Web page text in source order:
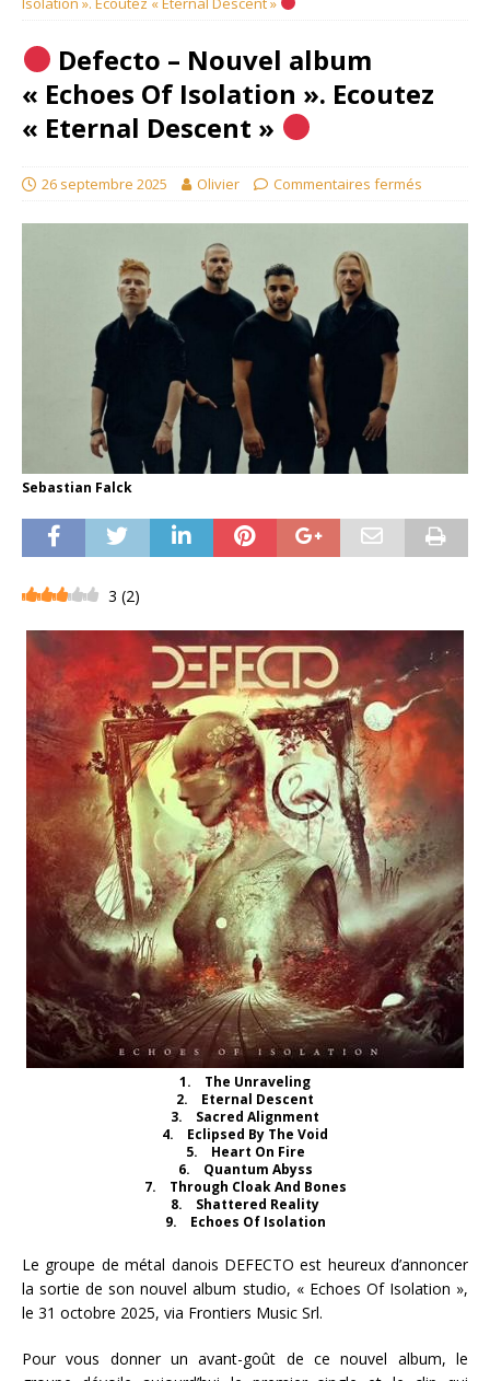
Defecto – Nouvel album
« Echoes Of Isolation ». Ecoutez
« Eternal Descent »
26 septembre 2025 Olivier Commentaires fermés
Sebastian Falck
3 (2)
1. The Unraveling
2. Eternal Descent
3. Sacred Alignment
4. Eclipsed By The Void
5. Heart On Fire
6. Quantum Abyss
7. Through Cloak And Bones
8. Shattered Reality
9. Echoes Of Isolation
Le groupe de métal danois DEFECTO est heureux d’annoncer
la sortie de son nouvel album studio, « Echoes Of Isolation »,
le 31 octobre 2025, via Frontiers Music Srl.
Pour vous donner un avant-goût de ce nouvel album, le